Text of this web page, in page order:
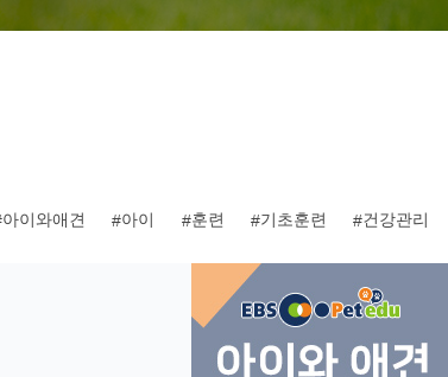
아이와애견 아이 훈련 기초훈련 건강관리